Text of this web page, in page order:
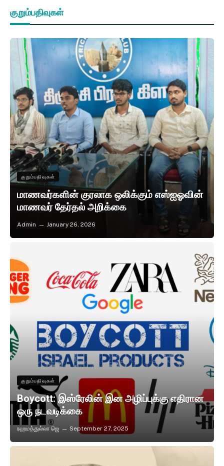
குறும்பதிவுகள்
குறும்பதிவுகள்
மாணவர்களின் குரலாக ஒலிக்கும் எஸ்ஐஓவின்
மாணவர் தேர்தல் அறிக்கை
Admin January 26, 2026
குறும்பதிவுகள்
Boycott: இஸ்ரேலின் இன அழிப்புக்கு எதிரான
ஒரு நடவடிக்கை
ரஹமத்துல்லா ஜெ September 27, 2025